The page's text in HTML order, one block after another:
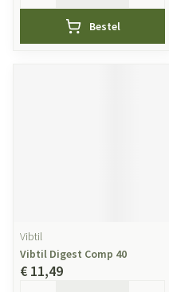
Bestel
Vibtil
Vibtil Digest Comp 40
€ 11,49